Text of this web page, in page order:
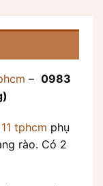
– 0983
tphcm phụ
rào. Có 2